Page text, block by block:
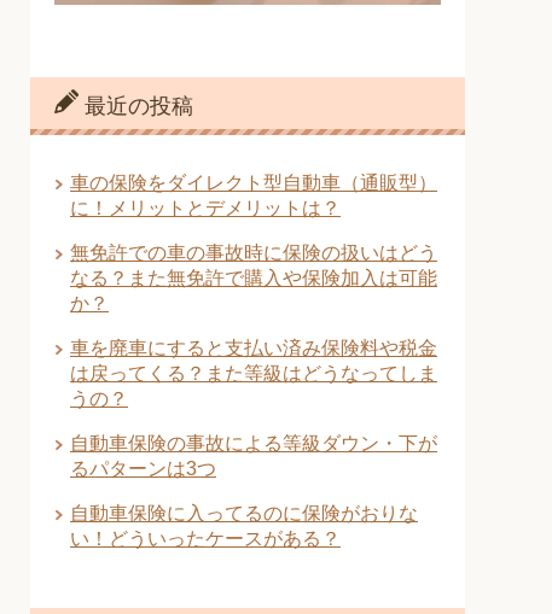
最近の投稿
車の保険をダイレクト型自動車（通販型）
に！メリットとデメリットは？
無免許での車の事故時に保険の扱いはどう
なる？また無免許で購入や保険加入は可能
か？
車を廃車にすると支払い済み保険料や税金
は戻ってくる？また等級はどうなってしま
うの？
自動車保険の事故による等級ダウン・下が
るパターンは3つ
自動車保険に入ってるのに保険がおりな
い！どういったケースがある？